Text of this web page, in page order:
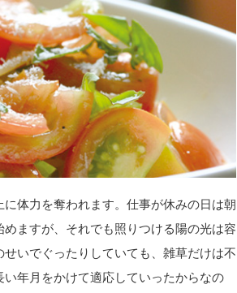
体力を奪われます。仕事が休みの日は朝
ますが、それでも照りつける陽の光は容
いでぐったりしていても、雑草だけは不
年月をかけて適応していったからなの